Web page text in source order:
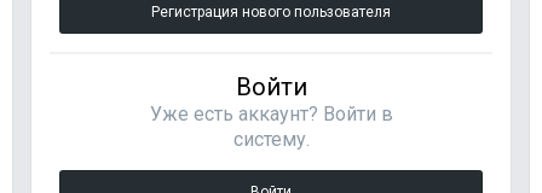
Регистрация нового пользователя
Войти
Уже есть аккаунт? Войти в
систему.